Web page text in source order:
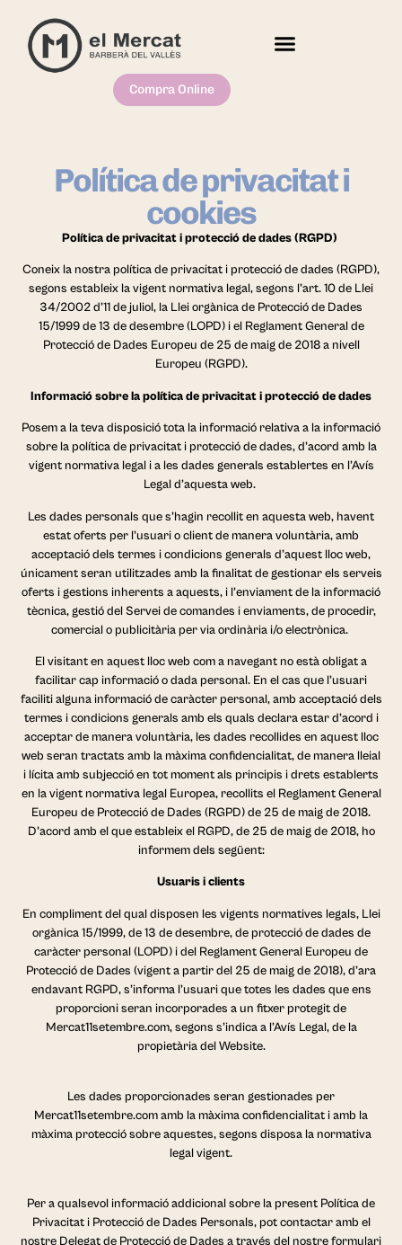
Compra Online
Política de privacitat i
cookies
Política de privacitat i protecció de dades (RGPD)
Coneix la nostra política de privacitat i protecció de dades (RGPD),
segons estableix la vigent normativa legal, segons l’art. 10 de Llei
34/2002 d’11 de juliol, la Llei orgànica de Protecció de Dades
15/1999 de 13 de desembre (LOPD) i el Reglament General de
Protecció de Dades Europeu de 25 de maig de 2018 a nivell
Europeu (RGPD).
Informació sobre la política de privacitat i protecció de dades
Posem a la teva disposició tota la informació relativa a la informació
sobre la política de privacitat i protecció de dades, d’acord amb la
vigent normativa legal i a les dades generals establertes en l’Avís
Legal d’aquesta web.
Les dades personals que s’hagin recollit en aquesta web, havent
estat oferts per l’usuari o client de manera voluntària, amb
acceptació dels termes i condicions generals d’aquest lloc web,
únicament seran utilitzades amb la finalitat de gestionar els serveis
oferts i gestions inherents a aquests, i l’enviament de la informació
tècnica, gestió del Servei de comandes i enviaments, de procedir,
comercial o publicitària per via ordinària i/o electrònica.
El visitant en aquest lloc web com a navegant no està obligat a
facilitar cap informació o dada personal. En el cas que l’usuari
faciliti alguna informació de caràcter personal, amb acceptació dels
termes i condicions generals amb els quals declara estar d’acord i
acceptar de manera voluntària, les dades recollides en aquest lloc
web seran tractats amb la màxima confidencialitat, de manera lleial
i lícita amb subjecció en tot moment als principis i drets establerts
en la vigent normativa legal Europea, recollits el Reglament General
Europeu de Protecció de Dades (RGPD) de 25 de maig de 2018.
D’acord amb el que estableix el RGPD, de 25 de maig de 2018, ho
informem dels següent:
Usuaris i clients
En compliment del qual disposen les vigents normatives legals, Llei
orgànica 15/1999, de 13 de desembre, de protecció de dades de
caràcter personal (LOPD) i del Reglament General Europeu de
Protecció de Dades (vigent a partir del 25 de maig de 2018), d’ara
endavant RGPD, s’informa l’usuari que totes les dades que ens
proporcioni seran incorporades a un fitxer protegit de
Mercat11setembre.com, segons s’indica a l’Avís Legal, de la
propietària del Website.
Les dades proporcionades seran gestionades per
Mercat11setembre.com amb la màxima confidencialitat i amb la
màxima protecció sobre aquestes, segons disposa la normativa
legal vigent.
Per a qualsevol informació addicional sobre la present Política de
Privacitat i Protecció de Dades Personals, pot contactar amb el
nostre Delegat de Protecció de Dades a través del nostre formulari